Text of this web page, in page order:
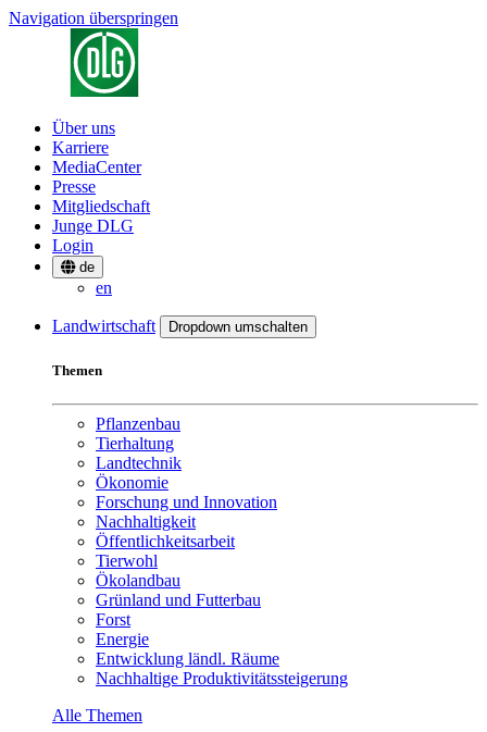
Navigation überspringen
Über uns
Karriere
MediaCenter
Presse
Mitgliedschaft
Junge DLG
Login
de
en
Landwirtschaft Dropdown umschalten
Themen
Pflanzenbau
Tierhaltung
Landtechnik
Ökonomie
Forschung und Innovation
Nachhaltigkeit
Öffentlichkeitsarbeit
Tierwohl
Ökolandbau
Grünland und Futterbau
Forst
Energie
Entwicklung ländl. Räume
Nachhaltige Produktivitätssteigerung
Alle Themen